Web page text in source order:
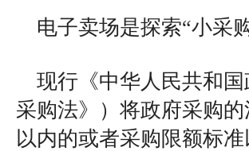
电子卖场是探索“小采
现行《中华人民共和
采购法》）将政府采购
以内的或者采购限额标